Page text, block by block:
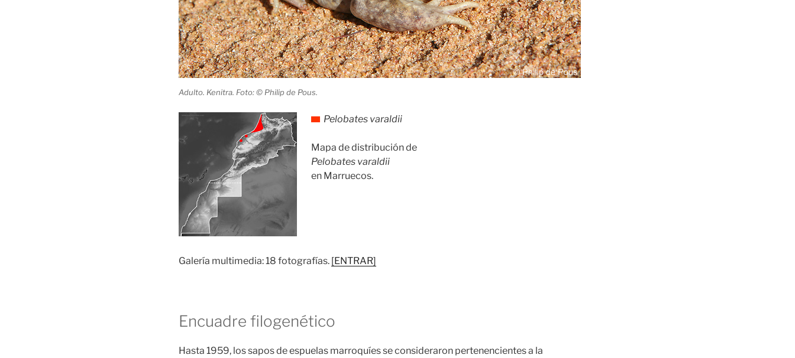
Adulto. Kenitra. Foto: © Philip de Pous.
Pelobates varaldii
Mapa de distribución de
Pelobates varaldii
en Marruecos.
Galería multimedia: 18 fotografías. [ENTRAR]
Encuadre filogenético
Hasta 1959, los sapos de espuelas marroquíes se consideraron pertenencientes a la